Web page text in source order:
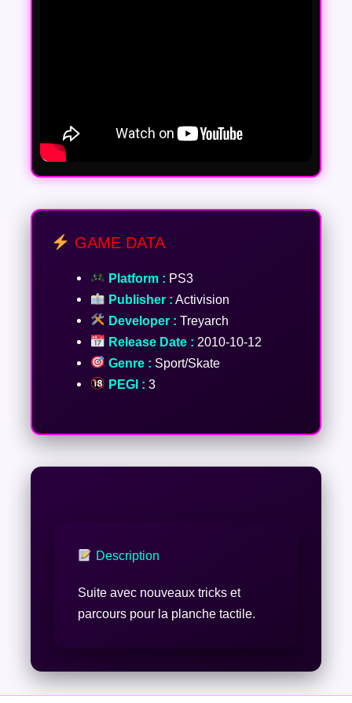
GAME DATA
Platform : PS3
Publisher : Activision
Developer : Treyarch
Release Date : 2010-10-12
Genre : Sport/Skate
PEGI : 3
Description
Suite avec nouveaux tricks et
parcours pour la planche tactile.